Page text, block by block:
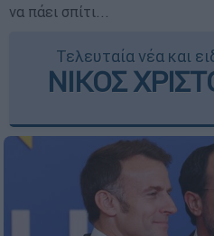
να πάει σπίτι...
Τελευταία νέα και
ΝΙΚΟΣ